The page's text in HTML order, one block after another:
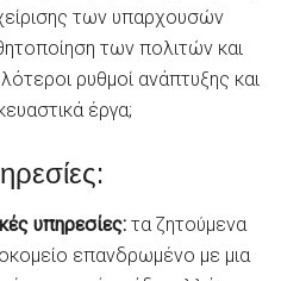
των υπαρχουσών
των πολιτών και
ρυθμοί ανάπτυξης και
έργα;
υπηρεσίες: τα ζητούμενα
επανδρωμένο με μια